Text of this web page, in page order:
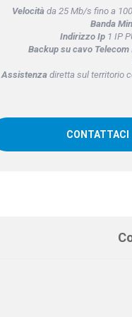
Velocitàda 25 Mb/s fino a
Banda
Indirizzo Ip1 IP
Backup su cavo Telecom
Assistenza diretta sul territorio
CONTATTACI